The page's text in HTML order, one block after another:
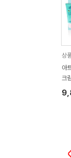
상
아
크